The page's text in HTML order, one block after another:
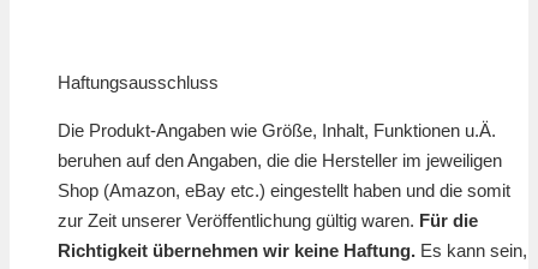
Haftungsausschluss
Die Produkt-Angaben wie Größe, Inhalt, Funktionen u.Ä.
beruhen auf den Angaben, die die Hersteller im jeweiligen
Shop (Amazon, eBay etc.) eingestellt haben und die somit
zur Zeit unserer Veröffentlichung gültig waren. Für die
Richtigkeit übernehmen wir keine Haftung. Es kann sein,